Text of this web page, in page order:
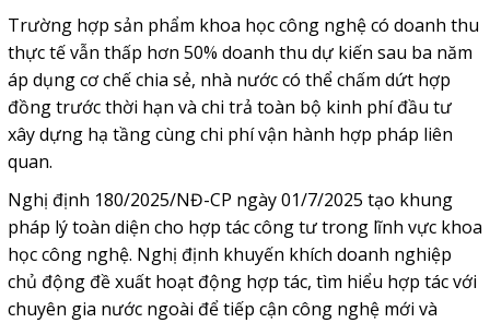
Trường hợp sản phẩm khoa học công nghệ có doanh thu
thực tế vẫn thấp hơn 50% doanh thu dự kiến sau ba năm
áp dụng cơ chế chia sẻ, nhà nước có thể chấm dứt hợp
đồng trước thời hạn và chi trả toàn bộ kinh phí đầu tư
xây dựng hạ tầng cùng chi phí vận hành hợp pháp liên
quan.
Nghị định 180/2025/NĐ-CP ngày 01/7/2025 tạo khung
pháp lý toàn diện cho hợp tác công tư trong lĩnh vực khoa
học công nghệ. Nghị định khuyến khích doanh nghiệp
chủ động đề xuất hoạt động hợp tác, tìm hiểu hợp tác với
chuyên gia nước ngoài để tiếp cận công nghệ mới và